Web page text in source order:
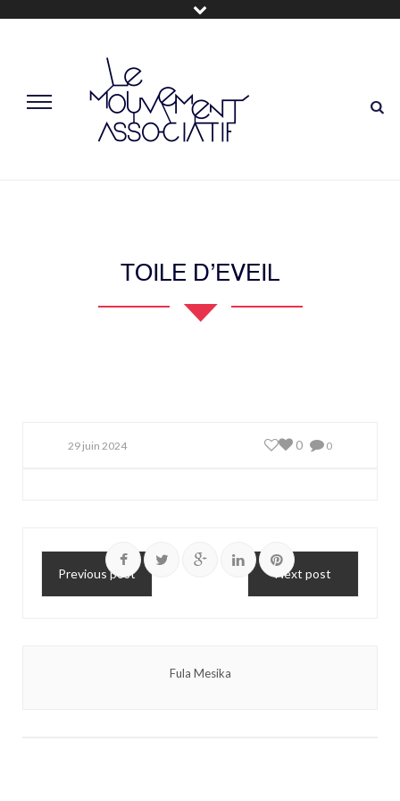
TOILE D’EVEIL
29 juin 2024 0
0
Previous post Next post
Fula Mesika